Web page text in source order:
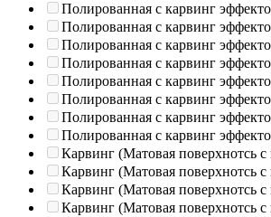
Полированная c карвинг
Полированная c карвинг
Полированная c карвинг
Полированная c карвинг
Полированная c карвинг
Полированная c карвинг
Полированная c карвинг
Полированная c карвинг
Карвинг (Матовая поверхнотсь
Карвинг (Матовая поверхнотсь
Карвинг (Матовая поверхнотсь
Карвинг (Матовая поверхнотсь